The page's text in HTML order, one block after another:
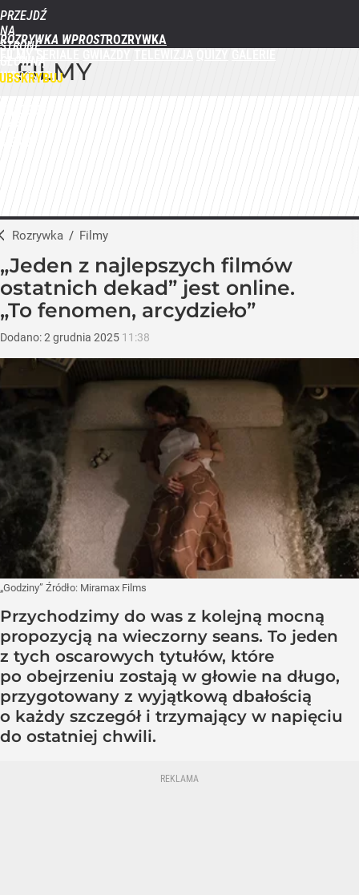
PRZEJDŹ
NA
STRONĘ
GŁÓWNĄ
WPROST.PL
ROZRYWKA WPROST
FILMY
Rozrywka / Filmy
„Jeden z najlepszych filmów
ostatnich dekad” jest online.
„To fenomen, arcydzieło”
Dodano:2 grudnia 2025 11:38
„Godziny” Źródło: Miramax Films
Przychodzimy do was z kolejną mocną
propozycją na wieczorny seans. To jeden
z tych oscarowych tytułów, które
po obejrzeniu zostają w głowie na długo,
przygotowany z wyjątkową dbałością
o każdy szczegół i trzymający w napięciu
do ostatniej chwili.